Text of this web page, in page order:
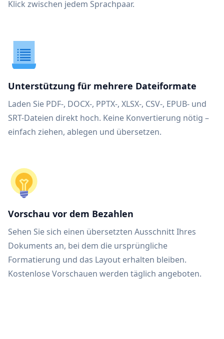
Klick zwischen jedem Sprachpaar.
Unterstützung für mehrere Dateiformate
Laden Sie PDF-, DOCX-, PPTX-, XLSX-, CSV-, EPUB- und
SRT-Dateien direkt hoch. Keine Konvertierung nötig –
einfach ziehen, ablegen und übersetzen.
Vorschau vor dem Bezahlen
Sehen Sie sich einen übersetzten Ausschnitt Ihres
Dokuments an, bei dem die ursprüngliche
Formatierung und das Layout erhalten bleiben.
Kostenlose Vorschauen werden täglich angeboten.